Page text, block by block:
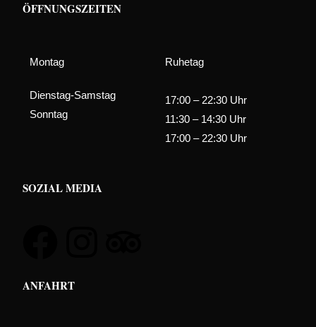
ÖFFNUNGSZEITEN
Montag
Dienstag-Samstag
Sonntag
Ruhetag
17:00 – 22:30 Uhr
11:30 – 14:30 Uhr
17:00 – 22:30 Uhr
SOZIAL MEDIA
ANFAHRT